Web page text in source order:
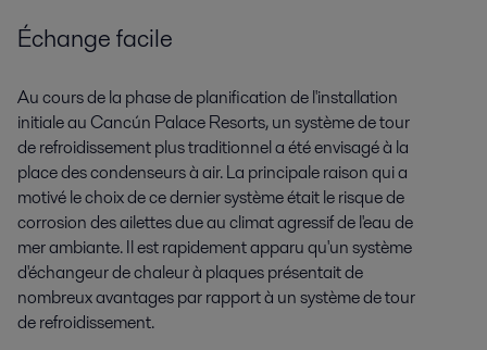
Échange facile
Au cours de la phase de planification de l'installation
initiale au Cancún Palace Resorts, un système de tour
de refroidissement plus traditionnel a été envisagé à la
place des condenseurs à air. La principale raison qui a
motivé le choix de ce dernier système était le risque de
corrosion des ailettes due au climat agressif de l'eau de
mer ambiante. Il est rapidement apparu qu'un système
d'échangeur de chaleur à plaques présentait de
nombreux avantages par rapport à un système de tour
de refroidissement.